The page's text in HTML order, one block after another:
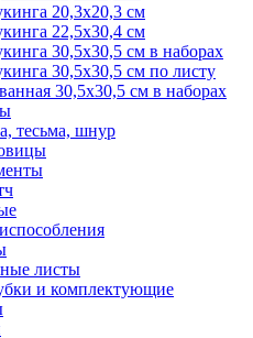
20,3х20,3 см
22,5х30,4 см
30,5х30,5 см в наборах
30,5х30,5 см по листу
30,5х30,5 см в наборах
тесьма, шнур
листы
и комплектующие